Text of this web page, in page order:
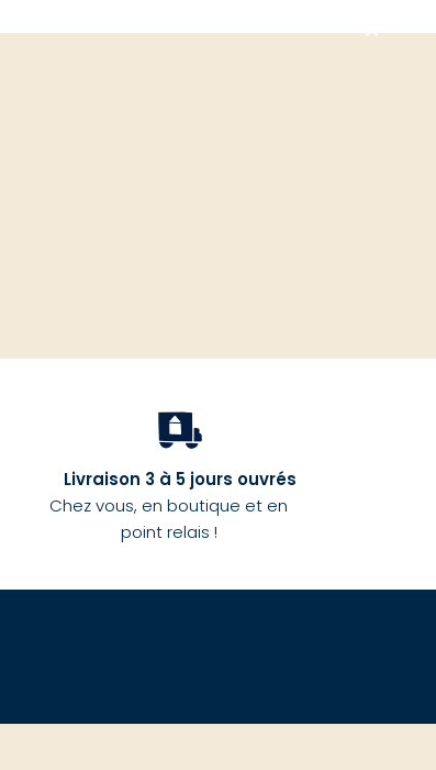
Livraison 3 à 5 jours ouvrés
Chez vous, en boutique et en
point relais !